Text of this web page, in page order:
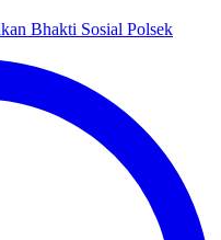
Bhakti Sosial Polsek